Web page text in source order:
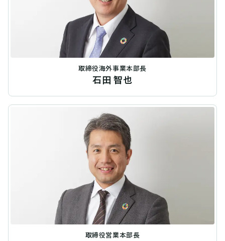
取締役海外事業本部長
石田 智也
取締役営業本部長